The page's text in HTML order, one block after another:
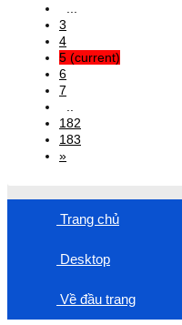
3
4
5 (current)
6
7
182
183
»
Trang chủ
Desktop
Về đầu trang